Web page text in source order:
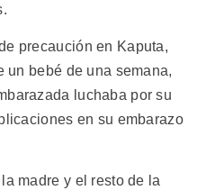
precaución en Kaputa,
un bebé de una semana,
luchaba por su
en su embarazo
madre y el resto de la